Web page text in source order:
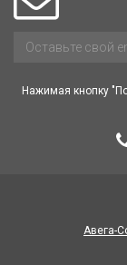
Нажимая кнопку
Авега-